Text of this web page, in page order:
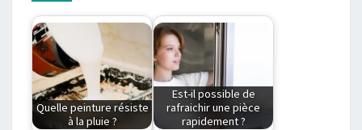
Quelle peinture résiste
à la pluie ?
Est-il possible de
rafraichir une pièce
rapidement ?